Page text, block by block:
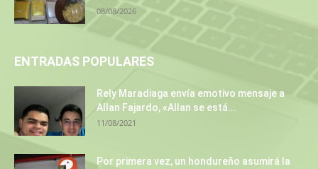
08/08/2026
ENTRADAS POPULARES
Rely Maradiaga envía emotivo mensaje a
Allan Fajardo, «Allan se está...
11/08/2021
Por primera vez, un hondureño asumirá la